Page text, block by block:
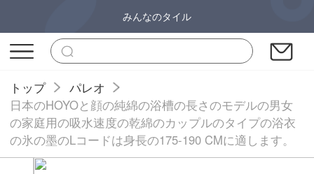
みんなのタイル
トップ
パレオ
日本のHOYOと顔の純綿の浴槽の長さのモデルの男女
の家庭用の吸水速度の乾綿のカップルのタイプの浴衣
の氷の墨のLコードは身長の175-190 CMに適します。